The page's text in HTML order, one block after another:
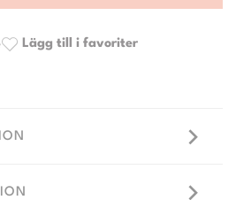
Lägg till i favoriter